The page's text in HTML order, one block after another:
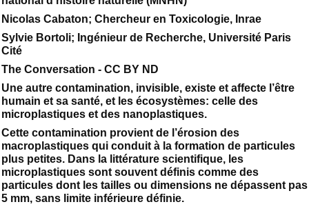
Nicolas Cabaton; Chercheur en Toxicologie, Inrae
Sylvie Bortoli; Ingénieur de Recherche, Université Paris
Cité
The Conversation - CC BY ND
Une autre contamination, invisible, existe et affecte l’être
humain et sa santé, et les écosystèmes: celle des
microplastiques et des nanoplastiques.
Cette contamination provient de l’érosion des
macroplastiques qui conduit à la formation de particules
plus petites. Dans la littérature scientifique, les
microplastiques sont souvent définis comme des
particules dont les tailles ou dimensions ne dépassent pas
5 mm, sans limite inférieure définie.